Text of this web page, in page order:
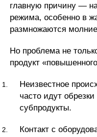
главную причину —
режима, особенно в
размножаются
Но проблема не
продукт
Неизвестное
часто идут
субпродукты.
Контакт с